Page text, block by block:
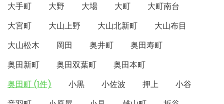
大手町
大野 大場 大町
大町南台
大宮町
大山上野 大山北新町
大山布目
大山松木
岡田 奥井町
奥田寿町
奥田新町
奥田双葉町
奥田本町
奥田町 (1件)
小黒 小佐波 押上
小谷